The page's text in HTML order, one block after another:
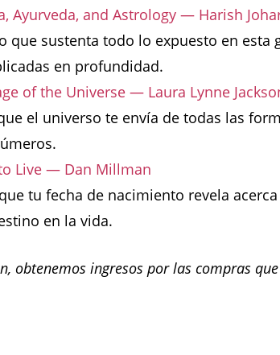
Ayurveda, and Astrology — Harish
que sustenta todo lo expuesto en esta
en profundidad.
of the Universe — Laura Lynne
el universo te envía de todas las
Live — Dan Millman
tu fecha de nacimiento revela
en la vida.
obtenemos ingresos por las compras